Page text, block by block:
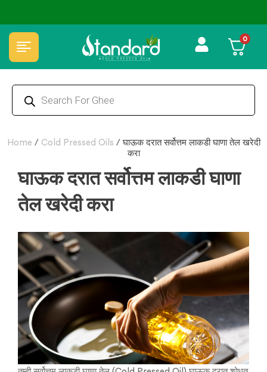
💵COD ⭐4.8 Rating Products 🥰 50,000+ Happy 0
Home / Cold Pressed Oils /घाऊक दरात सर्वोत्तम लाकडी घाणा तेल खरेदी
करा
घाऊक दरात सर्वोत्तम लाकडी घाणा
तेल खरेदी करा